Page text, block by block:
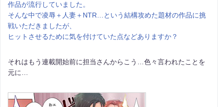
作品が流行していました。
そんな中で凌辱＋人妻＋NTR…という結構攻めた題材の作品に挑
戦いただきましたが、
ヒットさせるために気を付けていた点などありますか？
それはもう連載開始前に担当さんからこう…色々言われたことを
元に…